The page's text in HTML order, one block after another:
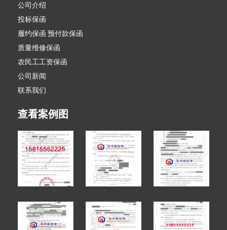
公司介绍
投标保函
履约保函 预付款保函
质量维修保函
农民工工资保函
公司新闻
联系我们
查看案例图